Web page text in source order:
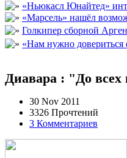
«Ньюкасл Юнайтед»
«Марсель» нашёл
Голкипер сборной
«Нам нужно
Диавара : "До всех
30 Nov 2011
3326 Прочтений
3 Комментариев